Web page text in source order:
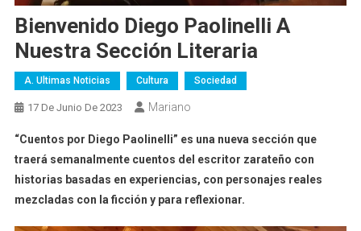
Bienvenido Diego Paolinelli A
Nuestra Sección Literaria
A. Ultimas Noticias Cultura Sociedad
17 De Junio De 2023 Mariano
“Cuentos por Diego Paolinelli” es una nueva sección que
traerá semanalmente cuentos del escritor zarateño con
historias basadas en experiencias, con personajes reales
mezcladas con la ficción y para reflexionar.